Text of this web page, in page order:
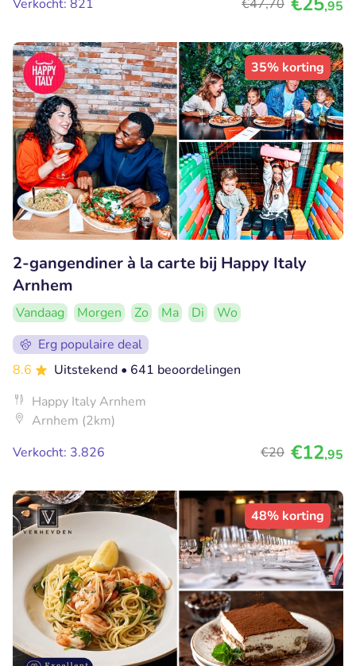
Verkocht: 821 €47,70 ,95
35% korting
2-gangendiner à la carte bij Happy Italy
Arnhem
Vandaag Morgen Zo Ma Di
Wo
Erg populaire deal
8.6
Uitstekend • 641 beoordelingen
Happy Italy Arnhem
Arnhem (2km)
Verkocht: 3.826
€20 €12,95
48% korting